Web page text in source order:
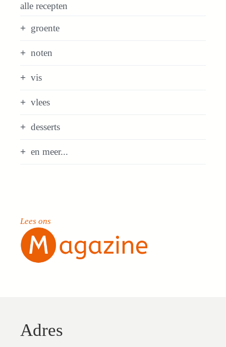
alle recepten
groente
noten
vis
vlees
desserts
en meer...
Lees ons
Adres